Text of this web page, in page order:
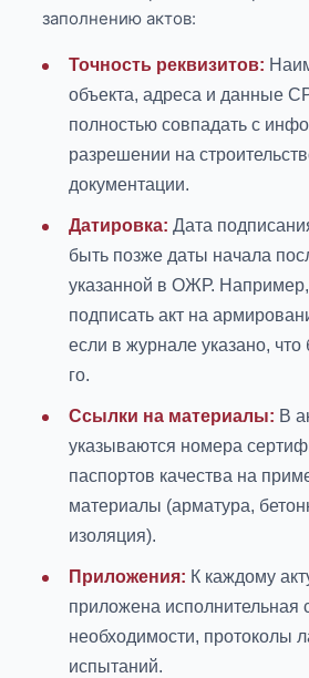
заполнению актов:
Точность реквизитов:
объекта, адреса и данные
полностью совпадать с
разрешении на
документации.
Датировка: Дата
быть позже даты начала
указанной в ОЖР. Например,
подписать акт на
если в журнале указано, что
го.
Ссылки на материалы: В
указываются номера
паспортов качества на
материалы (арматура,
изоляция).
Приложения: К каждому
приложена исполнительная
необходимости, протоколы
испытаний.